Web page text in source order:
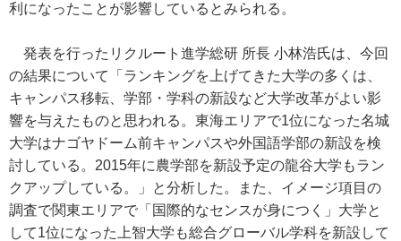
利になったことが影響しているとみられる。
発表を行ったリクルート進学総研 所長 小林浩氏は、今回
の結果について「ランキングを上げてきた大学の多くは、
キャンパス移転、学部・学科の新設など大学改革がよい影
響を与えたものと思われる。東海エリアで1位になった名城
大学はナゴヤドーム前キャンパスや外国語学部の新設を検
討している。2015年に農学部を新設予定の龍谷大学もラン
クアップしている。」と分析した。また、イメージ項目の
調査で関東エリアで「国際的なセンスが身につく」大学と
して1位になった上智大学も総合グローバル学科を新設して